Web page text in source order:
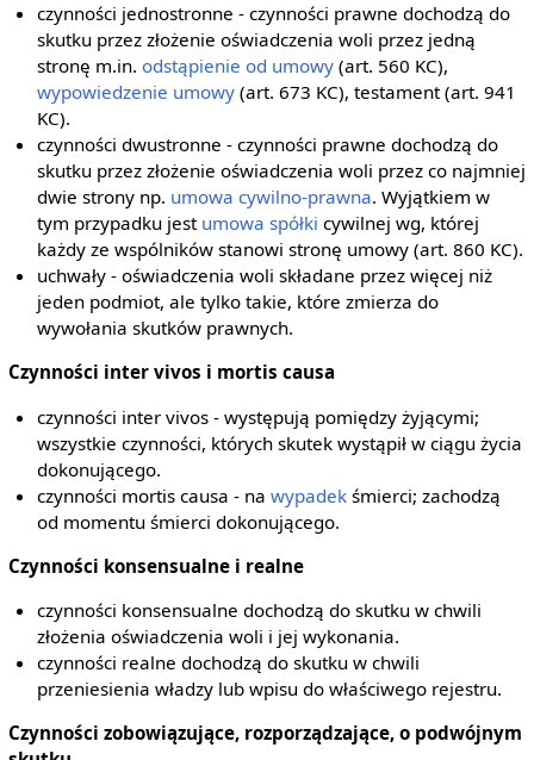
czynności jednostronne - czynności prawne dochodzą do
skutku przez złożenie oświadczenia woli przez jedną
stronę m.in.odstąpienie od umowy (art. 560 KC),
wypowiedzenie umowy (art. 673 KC), testament (art. 941
KC).
czynności dwustronne - czynności prawne dochodzą do
skutku przez złożenie oświadczenia woli przez co najmniej
dwie strony np. umowa cywilno-prawna. Wyjątkiem w
tym przypadku jest umowa spółki cywilnej wg, której
każdy ze wspólników stanowi stronę umowy (art. 860 KC).
uchwały - oświadczenia woli składane przez więcej niż
jeden podmiot, ale tylko takie, które zmierza do
wywołania skutków prawnych.
Czynności inter vivos i mortis causa
czynności inter vivos - występują pomiędzy żyjącymi;
wszystkie czynności, których skutek wystąpił w ciągu życia
dokonującego.
czynności mortis causa - nawypadek śmierci; zachodzą
od momentu śmierci dokonującego.
Czynności konsensualne i realne
czynności konsensualne dochodzą do skutku w chwili
złożenia oświadczenia woli i jej wykonania.
czynności realne dochodzą do skutku w chwili
przeniesienia władzy lub wpisu do właściwego rejestru.
Czynności zobowiązujące, rozporządzające, o podwójnym